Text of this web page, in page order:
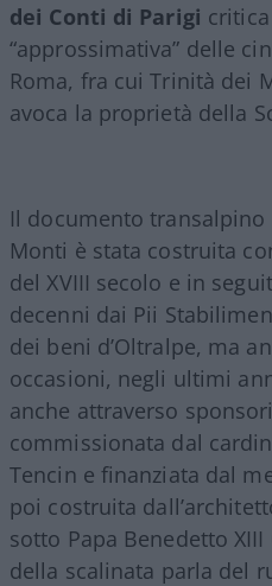
dei Conti di Parigi
“approssimativa” delle
Roma, fra cui Trinità dei
avoca la proprietà della
Il documento
Monti è stata costruita
del XVIII secolo e in
decenni dai Pii
dei beni d’Oltralpe, ma
occasioni, negli ultimi
anche attraverso
commissionata dal
Tencin e finanziata dal
poi costruita
sotto Papa Benedetto
della scalinata parla del